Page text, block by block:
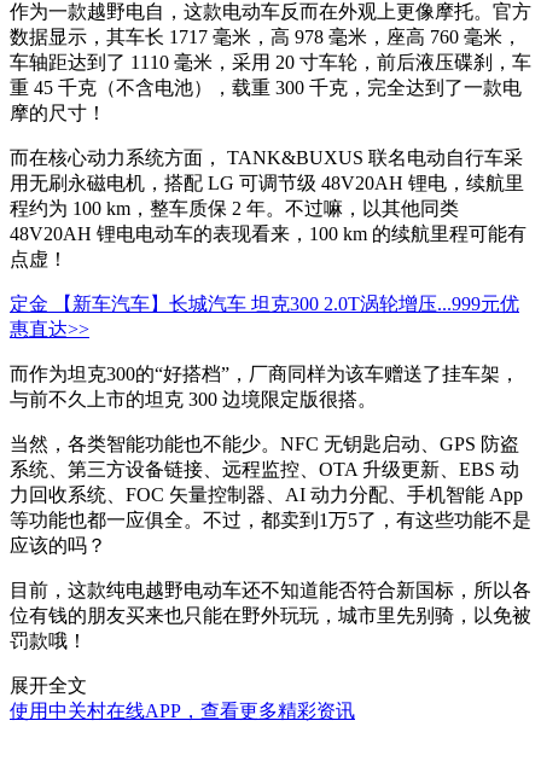
作为一款越野电自，这款电动车反而在外观上更像摩托。官方
数据显示，其车长 1717 毫米，高 978 毫米，座高 760 毫米，
车轴距达到了 1110 毫米，采用 20 寸车轮，前后液压碟刹，车
重 45 千克（不含电池），载重 300 千克，完全达到了一款电
摩的尺寸！
而在核心动力系统方面， TANK&BUXUS 联名电动自行车采
用无刷永磁电机，搭配 LG 可调节级 48V20AH 锂电，续航里
程约为 100 km，整车质保 2 年。不过嘛，以其他同类
48V20AH 锂电电动车的表现看来，100 km 的续航里程可能有
点虚！
定金 【新车汽车】长城汽车 坦克300 2.0T涡轮增压...999元优
惠直达>>
而作为坦克300的“好搭档”，厂商同样为该车赠送了挂车架，
与前不久上市的坦克 300 边境限定版很搭。
当然，各类智能功能也不能少。NFC 无钥匙启动、GPS 防盗
系统、第三方设备链接、远程监控、OTA 升级更新、EBS 动
力回收系统、FOC 矢量控制器、AI 动力分配、手机智能 App
等功能也都一应俱全。不过，都卖到1万5了，有这些功能不是
应该的吗？
目前，这款纯电越野电动车还不知道能否符合新国标，所以各
位有钱的朋友买来也只能在野外玩玩，城市里先别骑，以免被
罚款哦！
展开全文
使用中关村在线APP，查看更多精彩资讯